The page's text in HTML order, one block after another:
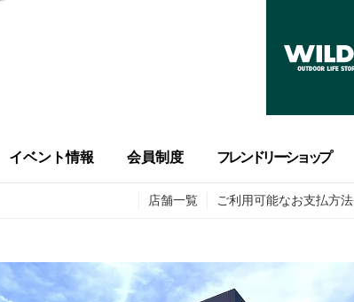
イベント情報 会員制度 フレンドリーショップ
店舗一覧 ご利用可能なお支払方法